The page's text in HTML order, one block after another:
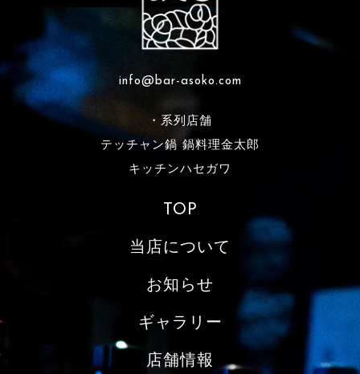
info@bar-asoko.com
・系列店舗
テッチャン鍋 鍋料理金太郎
キッチンハセガワ
TOP
当店について
お知らせ
ギャラリー
店舗情報